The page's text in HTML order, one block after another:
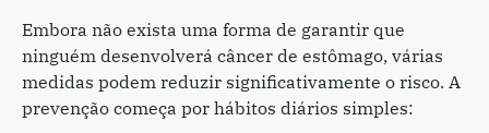
Embora não exista uma forma de garantir que
ninguém desenvolverá câncer de estômago, várias
medidas podem reduzir significativamente o risco. A
prevenção começa por hábitos diários simples: